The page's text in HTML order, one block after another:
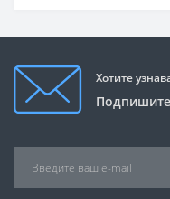
Хотите